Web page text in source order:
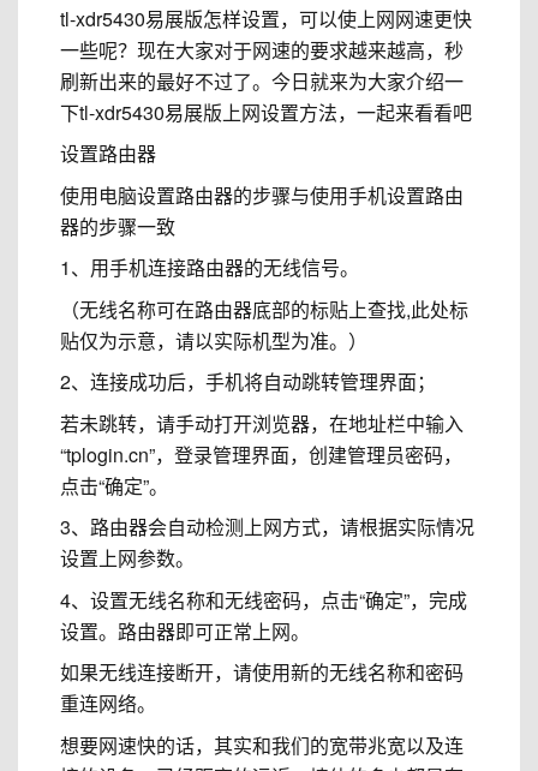
tl-xdr5430易展版怎样设置，可以使上网网速更快
一些呢？现在大家对于网速的要求越来越高，秒
刷新出来的最好不过了。今日就来为大家介绍一
下tl-xdr5430易展版上网设置方法，一起来看看吧
设置路由器
使用电脑设置路由器的步骤与使用手机设置路由
器的步骤一致
1、用手机连接路由器的无线信号。
（无线名称可在路由器底部的标贴上查找,此处标
贴仅为示意，请以实际机型为准。）
2、连接成功后，手机将自动跳转管理界面；
若未跳转，请手动打开浏览器，在地址栏中输入
“tplogin.cn”，登录管理界面，创建管理员密码，
点击“确定”。
3、路由器会自动检测上网方式，请根据实际情况
设置上网参数。
4、设置无线名称和无线密码，点击“确定”，完成
设置。路由器即可正常上网。
如果无线连接断开，请使用新的无线名称和密码
重连网络。
想要网速快的话，其实和我们的宽带兆宽以及连